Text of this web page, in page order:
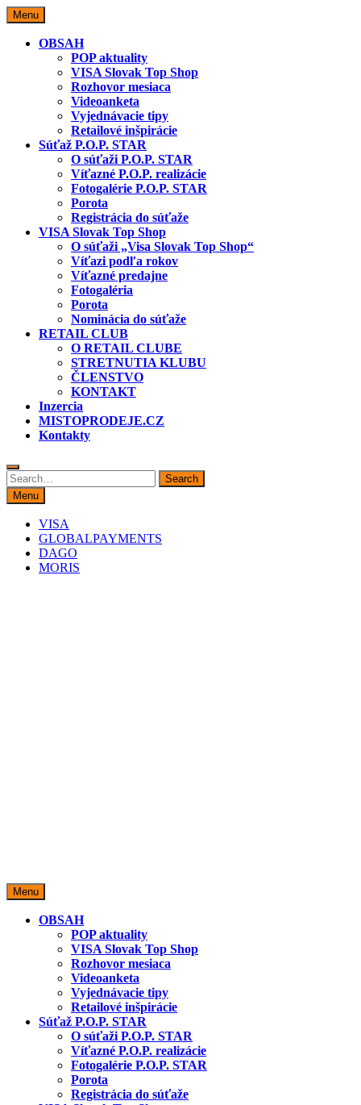
Skip
to
content
Menu
OBSAH
POP aktuality
VISA Slovak Top Shop
Rozhovor mesiaca
Videoanketa
Vyjednávacie tipy
Retailové inšpirácie
Súťaž P.O.P. STAR
O súťaži P.O.P. STAR
Víťazné P.O.P. realizácie
Fotogalérie P.O.P. STAR
Porota
Registrácia do súťaže
VISA Slovak Top Shop
O súťaži „Visa Slovak Top Shop“
Víťazi podľa rokov
Víťazné predajne
Fotogaléria
Porota
Nominácia do súťaže
RETAIL CLUB
O RETAIL CLUBE
STRETNUTIA KLUBU
ČLENSTVO
KONTAKT
Inzercia
MISTOPRODEJE.CZ
Kontakty
Search
for:
Search
Menu
VISA
GLOBALPAYMENTS
DAGO
MORIS
Menu
OBSAH
POP aktuality
VISA Slovak Top Shop
Rozhovor mesiaca
Videoanketa
Vyjednávacie tipy
Retailové inšpirácie
Súťaž P.O.P. STAR
O súťaži P.O.P. STAR
Víťazné P.O.P. realizácie
Fotogalérie P.O.P. STAR
Porota
Registrácia do súťaže